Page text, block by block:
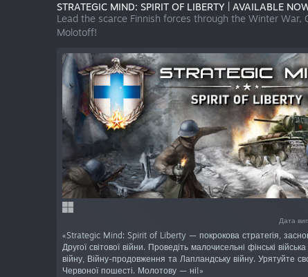
STRATEGIC MIND: SPIRIT OF LIBERTY | AVAILABLE
Lead the scarce Finnish forces through the Winter
Molotoff!
Дата
«Strategic Mind: Spirit of Liberty — покрокова стратегія,
Другої світової війни. Проведіть малочисельні фінські
війну, Війну-продовження та Лапландську війну. Урятуйте
Червоної пошесті. Молотову — ні!»